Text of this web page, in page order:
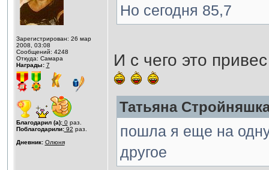
Зарегистрирован: 26 мар
2008, 03:08
Сообщений: 4248
Откуда: Самара
Награды: 7
Благодарил (а):0раз.
Поблагодарили:92 раз.
Дневник: Олюня
Но сегодня 85,7
И с чего это
Татьяна
пошла я еще на
другое